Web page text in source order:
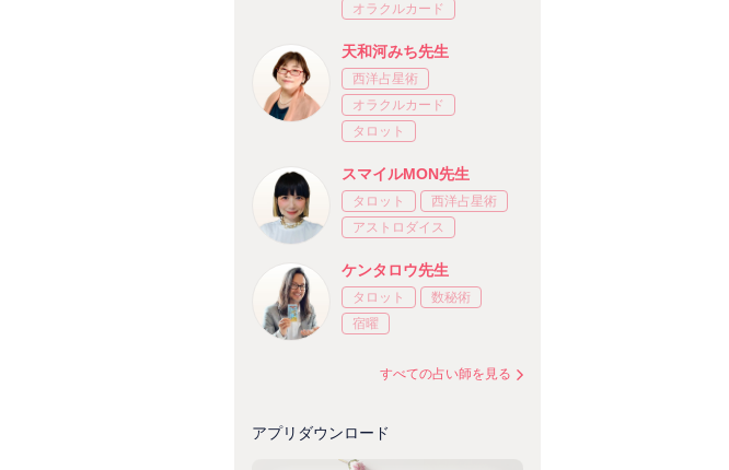
オラクルカード
天和河みち先生
西洋占星術
オラクルカード
タロット
スマイルMON先生
タロット
西洋占星術
アストロダイス
ケンタロウ先生
タロット
数秘術
宿曜
すべての占い師を見る
アプリダウンロード